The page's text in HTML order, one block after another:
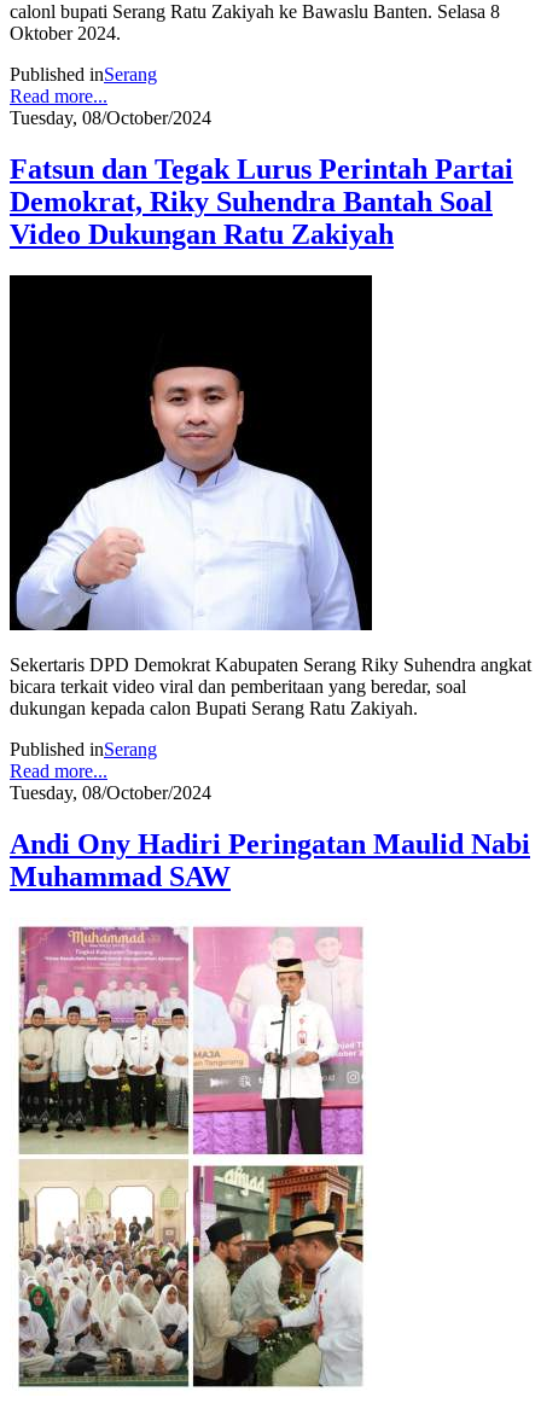
calonl bupati Serang Ratu Zakiyah ke Bawaslu Banten. Selasa 8
Oktober 2024.
Published inSerang
Read more...
Tuesday, 08/October/2024
Fatsun dan Tegak Lurus Perintah Partai
Demokrat, Riky Suhendra Bantah Soal
Video Dukungan Ratu Zakiyah
Sekertaris DPD Demokrat Kabupaten Serang Riky Suhendra angkat
bicara terkait video viral dan pemberitaan yang beredar, soal
dukungan kepada calon Bupati Serang Ratu Zakiyah.
Published inSerang
Read more...
Tuesday, 08/October/2024
Andi Ony Hadiri Peringatan Maulid Nabi
Muhammad SAW